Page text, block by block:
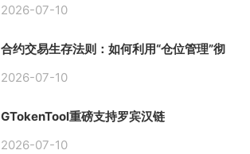
2026-07-10
合约交易生存法则：如何利用“仓位管理”彻
2026-07-10
GTokenTool重磅支持罗宾汉链
2026-07-10